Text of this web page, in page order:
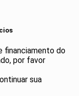
financiamento do
por favor
sua